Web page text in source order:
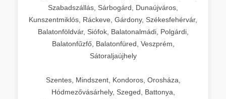
Szabadszállás, Sárbogárd, Dunaújváros,
Kunszentmiklós, Ráckeve, Gárdony, Székesfehérvár,
Balatonföldvár, Siófok, Balatonalmádi, Polgárdi,
Balatonfűzfő, Balatonfüred, Veszprém,
Sátoraljaújhely
Szentes, Mindszent, Kondoros, Orosháza,
Hódmezővásárhely, Szeged, Battonya,